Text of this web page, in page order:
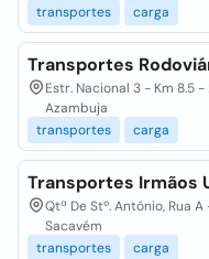
transportes
carga
Transportes
Estr. Nacional 3 - Km 8.5
Azambuja
transportes
carga
Transportes Irmãos
Qtª De Stº. António, Rua
Sacavém
transportes
carga